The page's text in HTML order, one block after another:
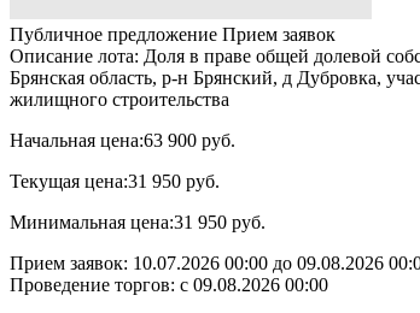
Публичное предложение Прием заявок
Описание лота: Доля в праве общей долевой
Брянская область, р-н Брянский, д Дубровка,
жилищного строительства
Начальная цена:63 900 руб.
Текущая цена:31 950 руб.
Минимальная цена:31 950 руб.
Прием заявок: 10.07.2026 00:00 до 09.08.2026
Проведение торгов: с 09.08.2026 00:00